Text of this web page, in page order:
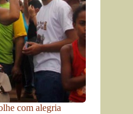
com alegria